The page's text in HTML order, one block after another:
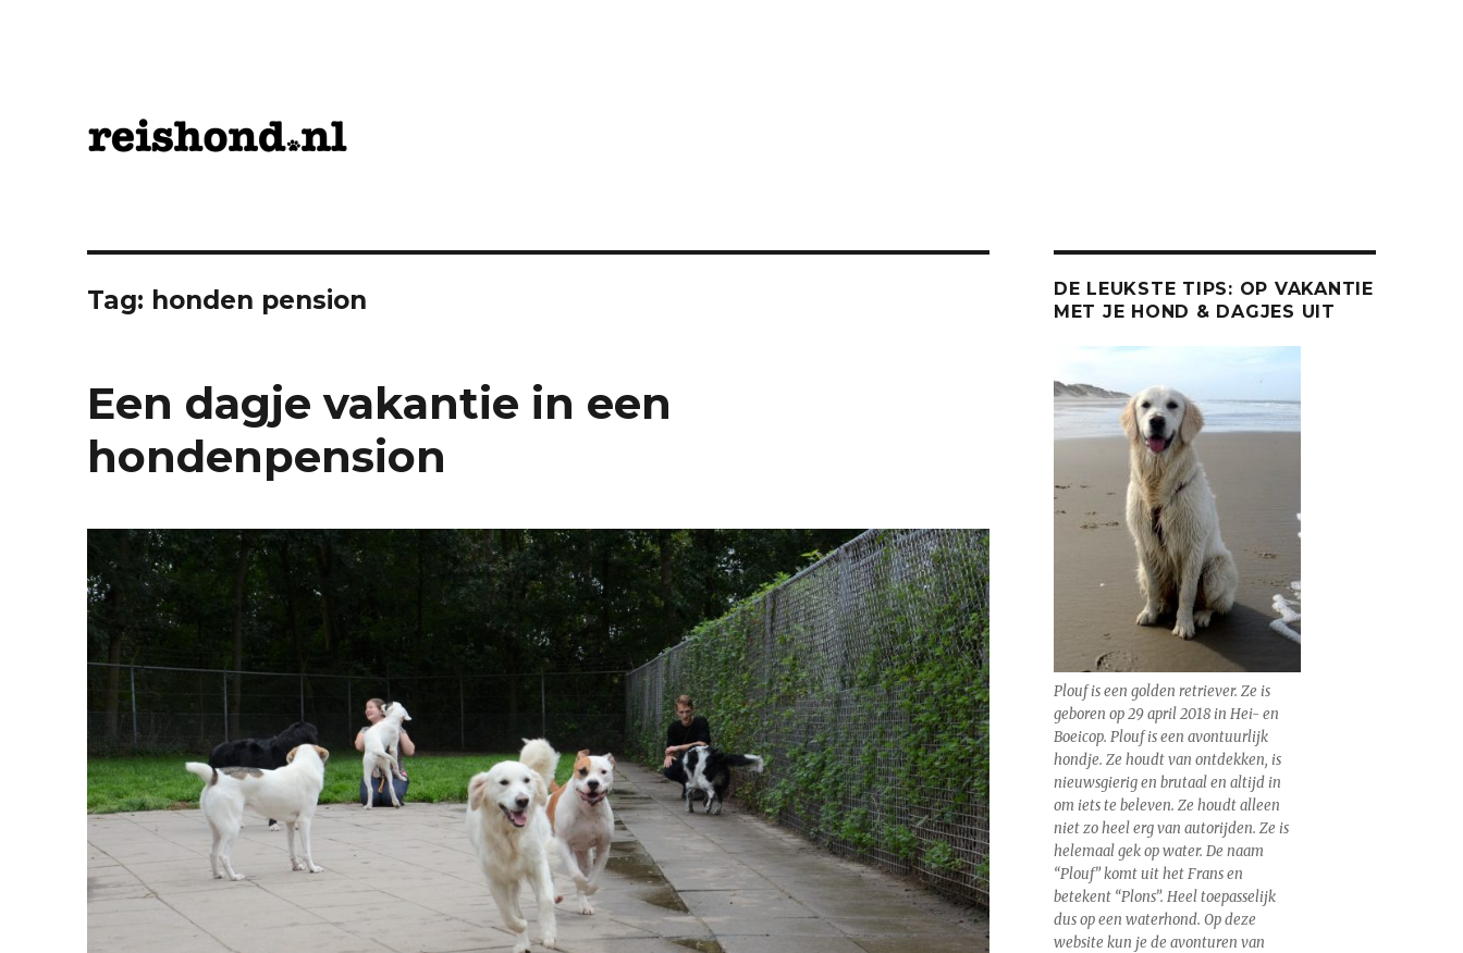
Tag: honden pension
Een dagje vakantie in een
hondenpension
DE LEUKSTE TIPS: OP VAKANTIE
MET JE HOND & DAGJES UIT
Plouf is een golden retriever. Ze is
geboren op 29 april 2018 in Hei- en
Boeicop. Plouf is een avontuurlijk
hondje. Ze houdt van ontdekken, is
nieuwsgierig en brutaal en altijd in
om iets te beleven. Ze houdt alleen
niet zo heel erg van autorijden. Ze is
helemaal gek op water. De naam
“Plouf” komt uit het Frans en
betekent “Plons”. Heel toepasselijk
dus op een waterhond. Op deze
website kun je de avonturen van